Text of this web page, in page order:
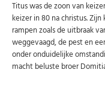
Titus was de zoon van
keizer in 80 na christus.
rampen zoals de uitbraak
weggevaagd, de pest en
onder onduidelijke
macht beluste broer